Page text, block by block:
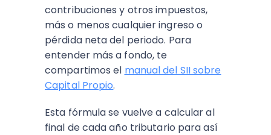
contribuciones y otros impuestos,
más o menos cualquier ingreso o
pérdida neta del periodo. Para
entender más a fondo, te
compartimos el manual del SII sobre
Capital Propio.
Esta fórmula se vuelve a calcular al
final de cada año tributario para así